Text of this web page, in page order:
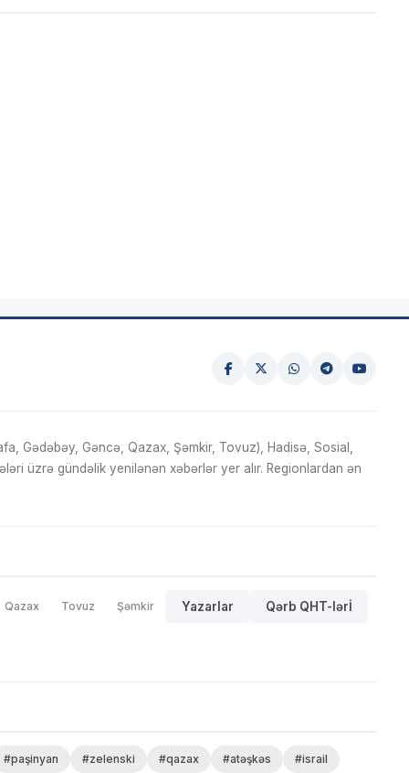
Gədəbəy, Gəncə, Qazax, Şəmkir, Tovuz), Hadisə, Sosial,
üzrə gündəlik yenilənən xəbərlər yer alır. Regionlardan ən
Qazax Tovuz Şəmkir Yazarlar Qərb QHT-lərİ
#paşinyan #zelenski #qazax #atəşkəs #israil